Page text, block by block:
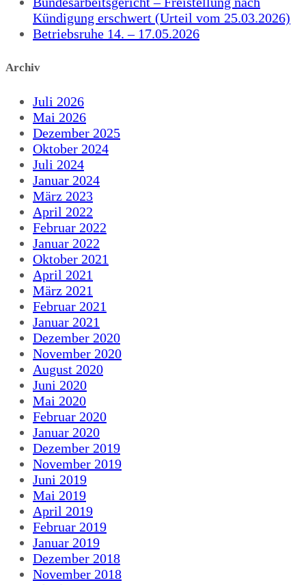
Kündigung erschwert (Urteil vom 25.03.2026)
Betriebsruhe 14. – 17.05.2026
Archiv
Juli 2026
Mai 2026
Dezember 2025
Oktober 2024
Juli 2024
Januar 2024
März 2023
April 2022
Februar 2022
Januar 2022
Oktober 2021
April 2021
März 2021
Februar 2021
Januar 2021
Dezember 2020
November 2020
August 2020
Juni 2020
Mai 2020
Februar 2020
Januar 2020
Dezember 2019
November 2019
Juni 2019
Mai 2019
April 2019
Februar 2019
Januar 2019
Dezember 2018
November 2018